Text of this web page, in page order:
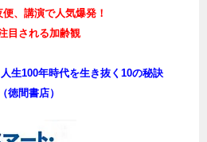
、講演で人気爆発！
目される加齢観
生100年時代を生き抜く10の秘訣
（徳間書店）